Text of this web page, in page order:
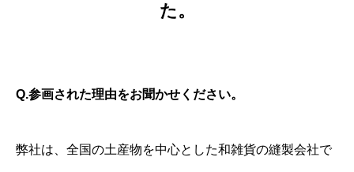
た。
Q.参画された理由をお聞かせください。
弊社は、全国の土産物を中心とした和雑貨の縫製会社で